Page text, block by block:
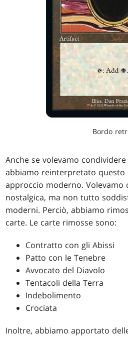
Bordo
Anche se volevamo condividere
abbiamo reinterpretato
approccio moderno. Volevamo
nostalgica, ma non tutto
moderni. Perciò, abbiamo
carte. Le carte rimosse sono:
Contratto con gli Abissi
Patto con le Tenebre
Avvocato del Diavolo
Tentacoli della Terra
Indebolimento
Crociata
Inoltre, abbiamo apportato